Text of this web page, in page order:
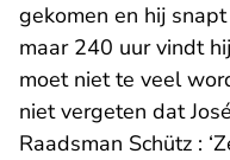
gekomen en hij
maar 240 uur vindt
moet niet te veel
niet vergeten dat
Raadsman Schütz :